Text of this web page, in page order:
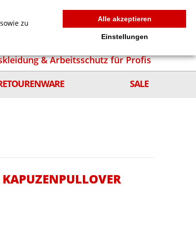
MEIN WARENKORB 0
& Arbeitsschutz für Profis
SALE
zu
Alle akzeptieren
Einstellungen